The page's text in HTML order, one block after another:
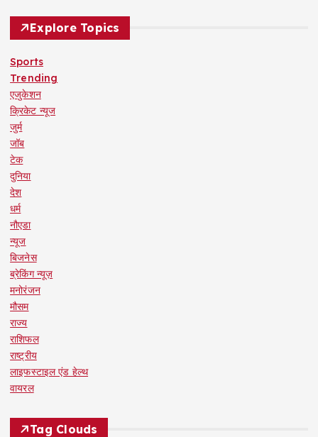
Explore Topics
Sports
Trending
एजुकेशन
क्रिकेट न्यूज
जुर्म
जॉब
टेक
दुनिया
देश
धर्म
नौएडा
न्यूज
बिजनेस
ब्रेकिंग न्यूज़
मनोरंजन
मौसम
राज्य
राशिफल
राष्ट्रीय
लाइफस्टाइल एंड हेल्थ
वायरल
Tag Clouds